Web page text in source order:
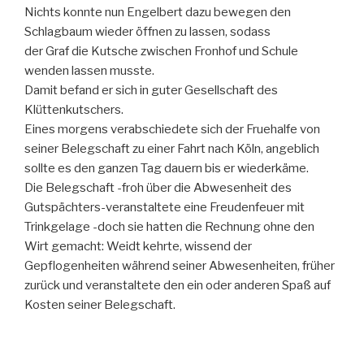
Nichts konnte nun Engelbert dazu bewegen den
Schlagbaum wieder öffnen zu lassen, sodass
der Graf die Kutsche zwischen Fronhof und Schule
wenden lassen musste.
Damit befand er sich in guter Gesellschaft des
Klüttenkutschers.
Eines morgens verabschiedete sich der Fruehalfe von
seiner Belegschaft zu einer Fahrt nach Köln, angeblich
sollte es den ganzen Tag dauern bis er wiederkäme.
Die Belegschaft -froh über die Abwesenheit des
Gutspächters-veranstaltete eine Freudenfeuer mit
Trinkgelage -doch sie hatten die Rechnung ohne den
Wirt gemacht: Weidt kehrte, wissend der
Gepflogenheiten während seiner Abwesenheiten, früher
zurück und veranstaltete den ein oder anderen Spaß auf
Kosten seiner Belegschaft.